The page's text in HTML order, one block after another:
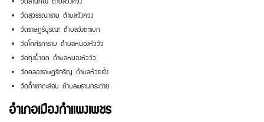
วัดสุวรรณาราม ตำบลวังควง
วัดราษฎร์บูรณะ ตำบลวังตะแบก
วัดโคศิรการาม ตำบลหนองหัววัว
วัดทุ่งน้ำตก ตำบลหนองหัววัว
วัดคลองราษฎร์เจริญ ตำบลห้วยยั้ง
วัดถ้ำเขาตะล่อม ตำบลพรานกระต่าย
อำเภอเมืองกำแพงเพชร